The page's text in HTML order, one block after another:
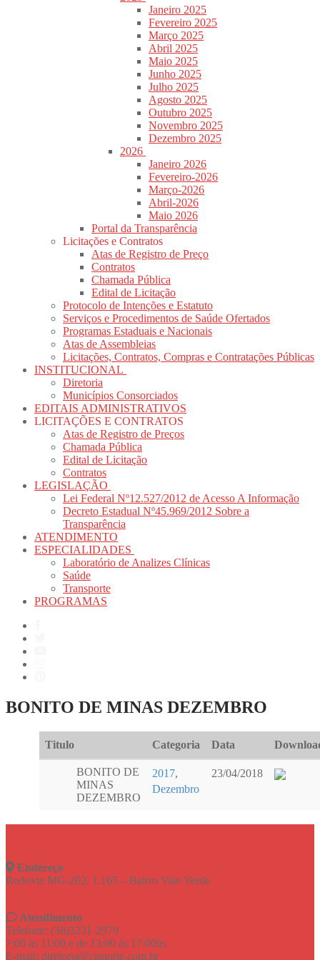
Janeiro 2025
Fevereiro 2025
Março 2025
Abril 2025
Maio 2025
Junho 2025
Julho 2025
Agosto 2025
Outubro 2025
Novembro 2025
Dezembro 2025
2026
Janeiro 2026
Fevereiro-2026
Março-2026
Abril-2026
Maio 2026
Portal da Transparência
Licitações e Contratos
Atas de Registro de Preço
Contratos
Chamada Pública
Edital de Licitação
Protocolo de Intenções e Estatuto
Serviços e Procedimentos de Saúde Ofertados
Programas Estaduais e Nacionais
Atas de Assembleias
Licitações, Contratos, Compras e Contratações Públicas
INSTITUCIONAL
Diretoria
Municípios Consorciados
EDITAIS ADMINISTRATIVOS
LICITAÇÕES E CONTRATOS
Atas de Registro de Preços
Chamada Pública
Edital de Licitação
Contratos
LEGISLAÇÃO
Lei Federal Nº12.527/2012 de Acesso A Informação
Decreto Estadual Nº45.969/2012 Sobre a
Transparência
ATENDIMENTO
ESPECIALIDADES
Laboratório de Analizes Clínicas
Saúde
Transporte
PROGRAMAS
BONITO DE MINAS DEZEMBRO
Titulo Categoria Data
BONITO DE
MINAS
DEZEMBRO
2017,
Dezembro
23/04/2018
Endereço
Rodovia MG-202, 1.165 – Bairro Vale Verde
Atendimento
Telefone: (38)3231-2979
7:00 às 11:00 e de 13:00 às 17:00hs
E-mail: diretoria@cisnorte.com.br